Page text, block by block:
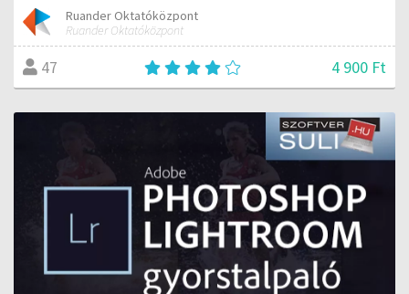
Ruander Oktatóközpont
Ruander Oktatóközpont
47 4 900 Ft